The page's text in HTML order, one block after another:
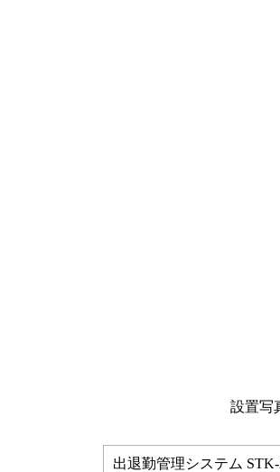
設置写
出退勤管理システム